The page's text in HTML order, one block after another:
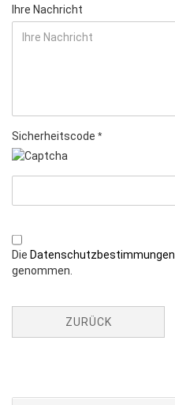
Ihre Nachricht
Sicherheitscode
Die Datenschutzbestimmungen
genommen.
ZURÜCK